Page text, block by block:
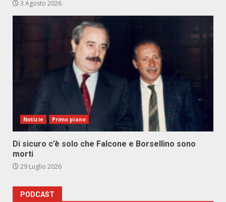
3 Agosto 2026
Notizie Primo piano
Di sicuro c’è solo che Falcone e Borsellino sono
morti
29 Luglio 2026
PODCAST